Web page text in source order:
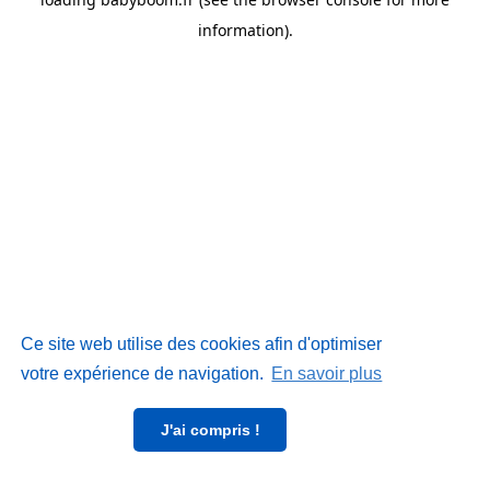
Ce site web utilise des cookies afin d'optimiser
votre expérience de navigation. En savoir plus
J'ai compris !
information).